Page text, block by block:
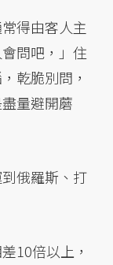
得由客人主
問吧，」住
乾脆別問，
量避開蘑
俄羅斯、打
10倍以上，